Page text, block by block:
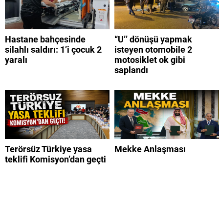
Hastane bahçesinde
silahlı saldırı: 1’i çocuk 2
yaralı
“U’’ dönüşü yapmak
isteyen otomobile 2
motosiklet ok gibi
saplandı
Terörsüz Türkiye yasa
teklifi Komisyon’dan geçti
Mekke Anlaşması